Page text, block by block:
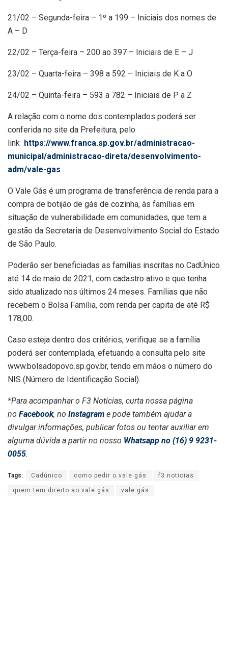
21/02 – Segunda-feira – 1º a 199 – Iniciais dos nomes de
A – D
22/02 – Terça-feira – 200 ao 397 – Iniciais de E – J
23/02 – Quarta-feira – 398 a 592 – Iniciais de K a O
24/02 – Quinta-feira – 593 a 782 – Iniciais de P a Z
A relação com o nome dos contemplados poderá ser
conferida no site da Prefeitura, pelo
link https://www.franca.sp.gov.br/administracao-
municipal/administracao-direta/desenvolvimento-
adm/vale-gas .
O Vale Gás é um programa de transferência de renda para a
compra de botijão de gás de cozinha, às famílias em
situação de vulnerabilidade em comunidades, que tem a
gestão da Secretaria de Desenvolvimento Social do Estado
de São Paulo.
Poderão ser beneficiadas as famílias inscritas no CadÚnico
até 14 de maio de 2021, com cadastro ativo e que tenha
sido atualizado nos últimos 24 meses. Famílias que não
recebem o Bolsa Família, com renda per capita de até R$
178,00.
Caso esteja dentro dos critérios, verifique se a família
poderá ser contemplada, efetuando a consulta pelo site
www.bolsadopovo.sp.gov.br, tendo em mãos o número do
NIS (Número de Identificação Social).
*Para acompanhar o F3 Notícias, curta nossa página
no Facebook, no Instagram e pode também ajudar a
divulgar informações, publicar fotos ou tentar auxiliar em
alguma dúvida a partir no nosso Whatsapp no (16) 9 9231-
0055.
Tags: Cadúnico como pedir o vale gás f3 noticias
quem tem direito ao vale gás vale gás